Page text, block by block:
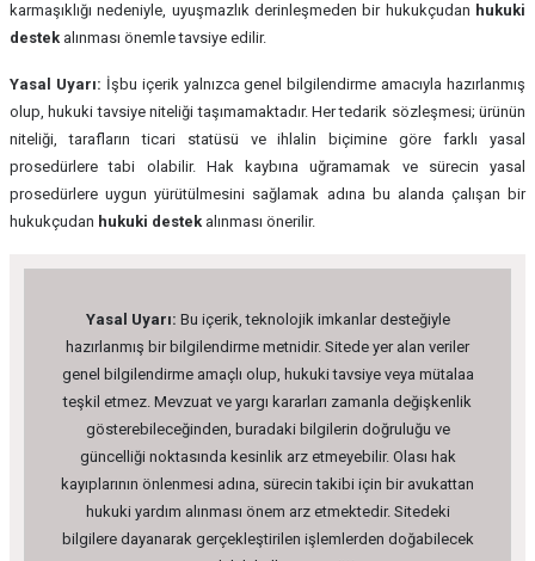
karmaşıklığı nedeniyle, uyuşmazlık derinleşmeden bir hukukçudan hukuki
destek alınması önemle tavsiye edilir.
Yasal Uyarı: İşbu içerik yalnızca genel bilgilendirme amacıyla hazırlanmış
olup, hukuki tavsiye niteliği taşımamaktadır. Her tedarik sözleşmesi; ürünün
niteliği, tarafların ticari statüsü ve ihlalin biçimine göre farklı yasal
prosedürlere tabi olabilir. Hak kaybına uğramamak ve sürecin yasal
prosedürlere uygun yürütülmesini sağlamak adına bu alanda çalışan bir
hukukçudan hukuki destek alınması önerilir.
Yasal Uyarı: Bu içerik, teknolojik imkanlar desteğiyle
hazırlanmış bir bilgilendirme metnidir. Sitede yer alan veriler
genel bilgilendirme amaçlı olup, hukuki tavsiye veya mütalaa
teşkil etmez. Mevzuat ve yargı kararları zamanla değişkenlik
gösterebileceğinden, buradaki bilgilerin doğruluğu ve
güncelliği noktasında kesinlik arz etmeyebilir. Olası hak
kayıplarının önlenmesi adına, sürecin takibi için bir avukattan
hukuki yardım alınması önem arz etmektedir. Sitedeki
bilgilere dayanarak gerçekleştirilen işlemlerden doğabilecek